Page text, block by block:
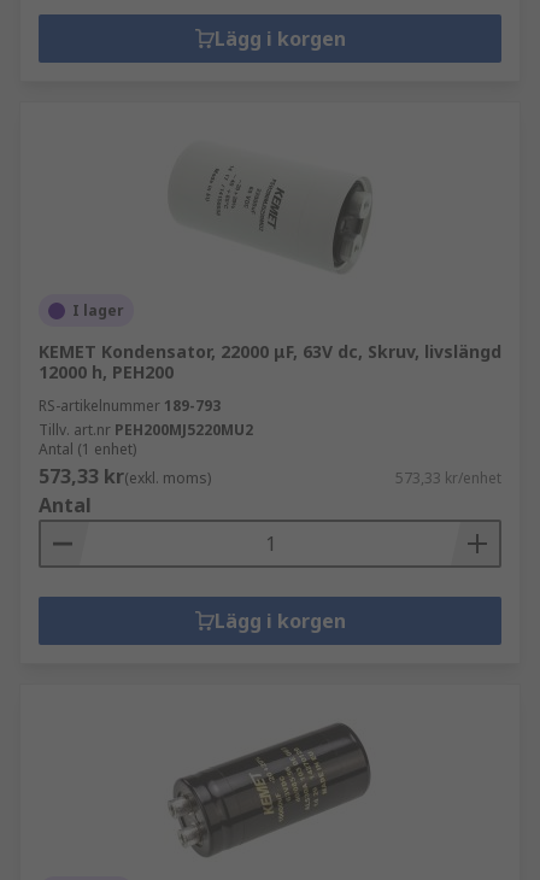
Lägg i korgen
I lager
KEMET Kondensator, 22000 μF, 63V dc, Skruv, livslängd
12000 h, PEH200
RS-artikelnummer 189-793
Tillv. art.nr PEH200MJ5220MU2
Antal (1 enhet)
573,33 kr(exkl. moms) 573,33 kr/enhet
Antal
Lägg i korgen